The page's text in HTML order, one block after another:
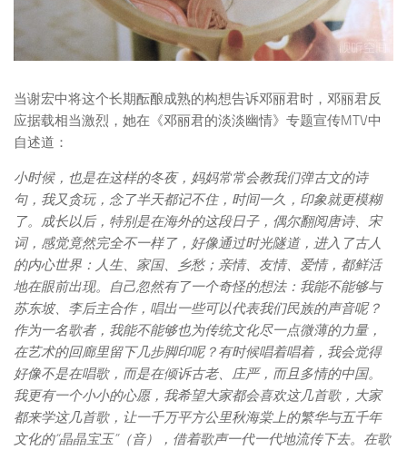
当谢宏中将这个长期酝酿成熟的构想告诉邓丽君时，邓丽君反
应据载相当激烈，她在《邓丽君的淡淡幽情》专题宣传MTV中
自述道：
小时候，也是在这样的冬夜，妈妈常常会教我们弹古文的诗
句，我又贪玩，念了半天都记不住，时间一久，印象就更模糊
了。成长以后，特别是在海外的这段日子，偶尔翻阅唐诗、宋
词，感觉竟然完全不一样了，好像通过时光隧道，进入了古人
的内心世界：人生、家国、乡愁；亲情、友情、爱情，都鲜活
地在眼前出现。自己忽然有了一个奇怪的想法：我能不能够与
苏东坡、李后主合作，唱出一些可以代表我们民族的声音呢？
作为一名歌者，我能不能够也为传统文化尽一点微薄的力量，
在艺术的回廊里留下几步脚印呢？有时候唱着唱着，我会觉得
好像不是在唱歌，而是在倾诉古老、庄严，而且多情的中国。
我更有一个小小的心愿，我希望大家都会喜欢这几首歌，大家
都来学这几首歌，让一千万平方公里秋海棠上的繁华与五千年
文化的“晶晶宝玉”（音），借着歌声一代一代地流传下去。在歌